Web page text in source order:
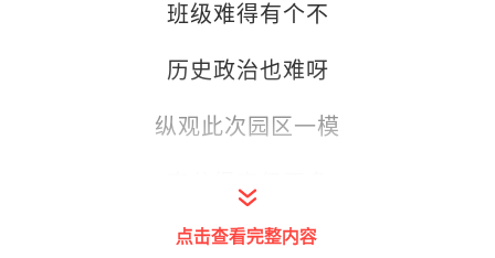
班级难得有个不
历史政治也难呀
纵观此次园区一模
高分很高但不多
能超过550+都很不错了
点击查看完整内容